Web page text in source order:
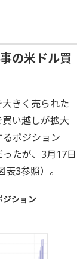
の米ドル買
きく売られた
い越しが拡大
ポジション
たが、3月17日
3参照）。
ジション